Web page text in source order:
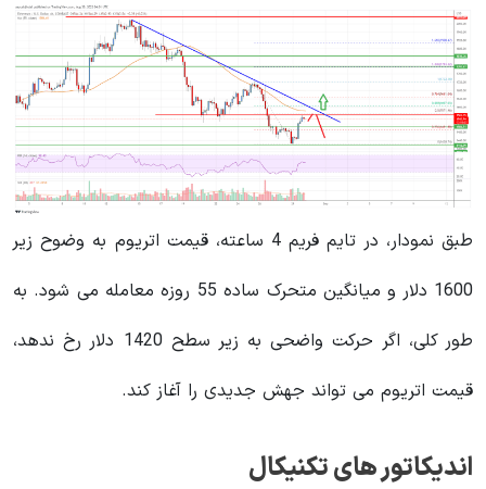
طبق نمودار، در تایم فریم 4 ساعته، قیمت اتریوم به وضوح زیر
1600 دلار و میانگین متحرک ساده 55 روزه معامله می شود. به
طور کلی، اگر حرکت واضحی به زیر سطح 1420 دلار رخ ندهد،
قیمت اتریوم می تواند جهش جدیدی را آغاز کند.
اندیکاتور های تکنیکال